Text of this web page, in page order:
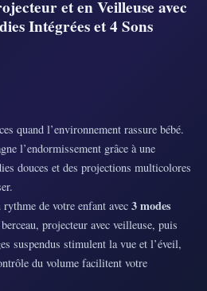
et en Veilleuse avec
Intégrées et 4 Sons
quand l’environnement rassure bébé.
l’endormissement grâce à une
douces et des projections multicolores
de votre enfant avec 3 modes
projecteur avec veilleuse, puis
suspendus stimulent la vue et l’éveil,
du volume facilitent votre